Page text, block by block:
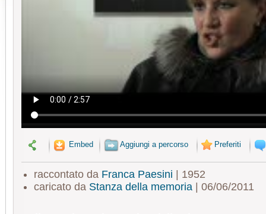
Embed Aggiungi a percorso Preferiti
raccontato da Franca Paesini | 1952
caricato da Stanza della memoria| 06/06/2011